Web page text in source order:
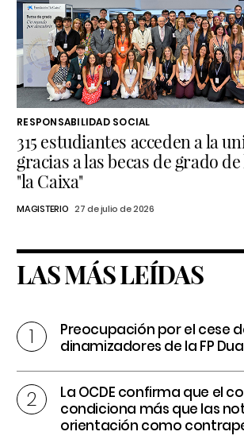
RESPONSABILIDAD SOCIAL
315 estudiantes acceden a la
gracias a las becas de grado
"la Caixa"
MAGISTERIO 27 de julio de 2026
LAS MÁS LEÍDAS
Preocupación por el cese
dinamizadores de la FP
La OCDE confirma que el
condiciona más que las
orientación como